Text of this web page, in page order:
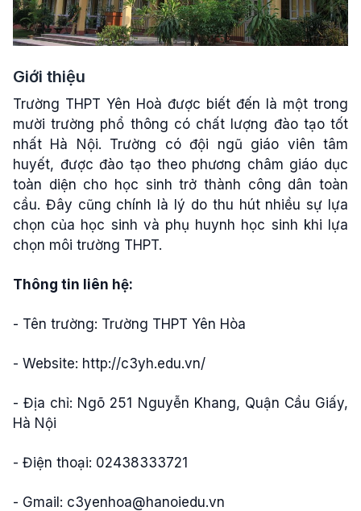
Giới thiệu
Trường THPT Yên Hoà được biết đến là một trong
mười trường phổ thông có chất lượng đào tạo tốt
nhất Hà Nội. Trường có đội ngũ giáo viên tâm
huyết, được đào tạo theo phương châm giáo dục
toàn diện cho học sinh trở thành công dân toàn
cầu. Đây cũng chính là lý do thu hút nhiều sự lựa
chọn của học sinh và phụ huynh học sinh khi lựa
chọn môi trường THPT.
Thông tin liên hệ:
- Tên trường: Trường THPT Yên Hòa
- Website: http://c3yh.edu.vn/
- Địa chỉ: Ngõ 251 Nguyễn Khang, Quận Cầu Giấy,
Hà Nội
- Điện thoại: 02438333721
- Gmail: c3yenhoa@hanoiedu.vn